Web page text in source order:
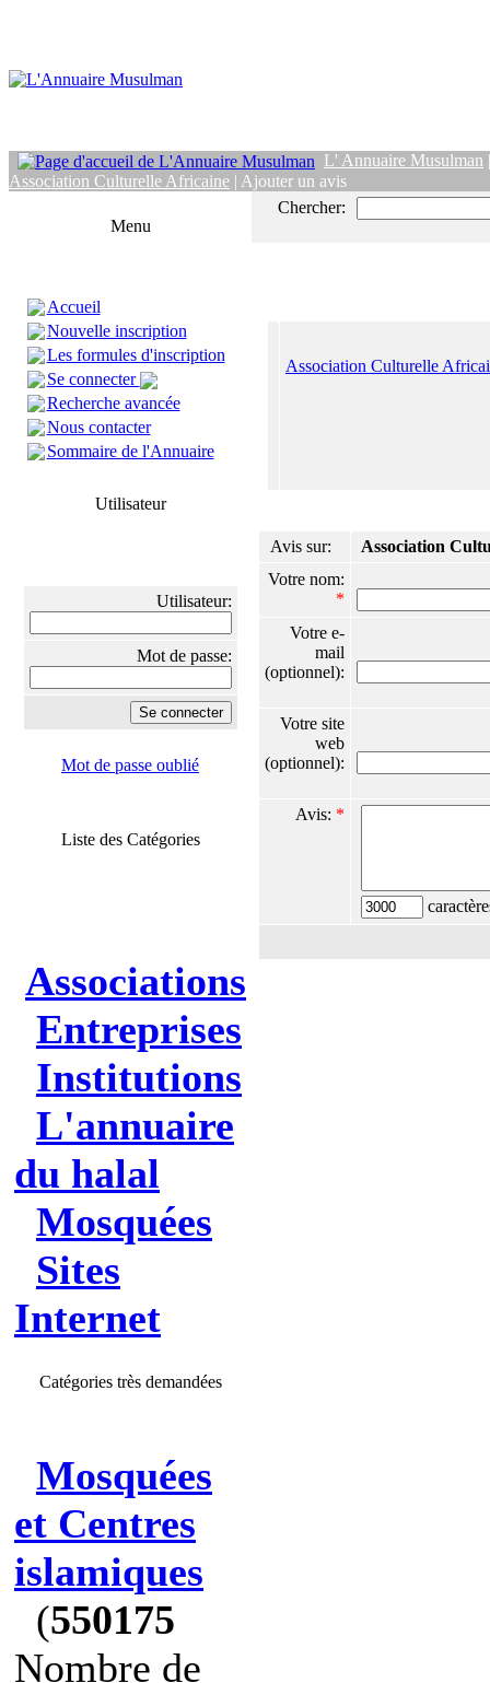
L' Annuaire Musulman
Association Culturelle Africaine | Ajouter un avis
Menu
Accueil
Nouvelle inscription
Les formules d'inscription
Se connecter
Recherche avancée
Nous contacter
Sommaire de l'Annuaire
Utilisateur
Utilisateur:
Mot de passe:
Mot de passe oublié
Liste des Catégories
Associations
Entreprises
Institutions
L'annuaire
du halal
Mosquées
Sites
Internet
Catégories très demandées
Mosquées
et Centres
islamiques
(550175
Nombre de
Chercher:
Association Culturelle
Avis sur:
Association
Votre nom:
*
Votre e-
mail
(optionnel):
Votre site
web
(optionnel):
Avis: *